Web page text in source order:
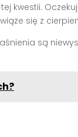
kwestii.
się z
są